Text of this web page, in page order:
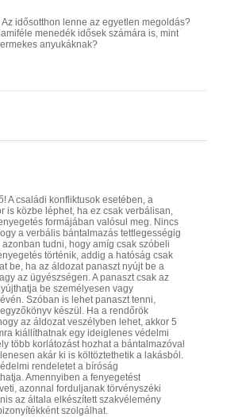
Az idősotthon lenne az egyetlen megoldás?
menedék idősek számára is, mint
anyukáknak?
A családi konfliktusok esetében, a
is közbe léphet, ha ez csak verbálisan,
formájában valósul meg. Nincs
a verbális bántalmazás tettlegességig
tudni, hogy amíg csak szóbeli
történik, addig a hatóság csak
be, ha az áldozat panaszt nyújt be a
az ügyészségen. A panaszt csak az
be személyesen vagy
Szóban is lehet panaszt tenni,
készül. Ha a rendőrök
az áldozat veszélyben lehet, akkor 5
kiállíthatnak egy ideiglenes védelmi
több korlátozást hozhat a bántalmazóval
akár ki is költöztethetik a lakásból.
rendeletet a bíróság
Amennyiben a fenyegetést
azonnal forduljanak törvényszéki
az általa elkészített szakvélemény
szolgálhat.